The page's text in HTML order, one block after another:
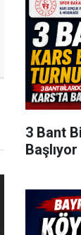
3 Bant
Başlıyor